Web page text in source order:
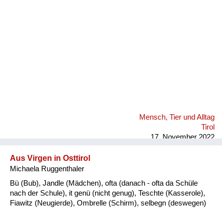
Mensch, Tier und Alltag
Tirol
17. November 2022
Aus Virgen in Osttirol
Michaela Ruggenthaler
Bü (Bub), Jandle (Mädchen), ofta (danach - ofta da Schüle
nach der Schule), it genü (nicht genug), Teschte (Kasserole),
Fiawitz (Neugierde), Ombrelle (Schirm), selbegn (deswegen)